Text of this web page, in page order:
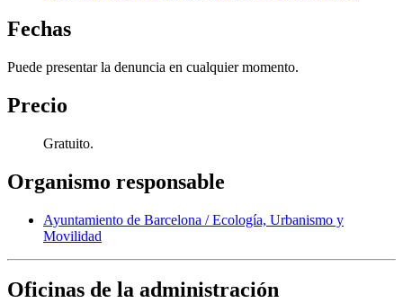
Fechas
Puede presentar la denuncia en cualquier momento.
Precio
Gratuito.
Organismo responsable
Ayuntamiento de Barcelona / Ecología, Urbanismo y
Movilidad
Oficinas de la administración